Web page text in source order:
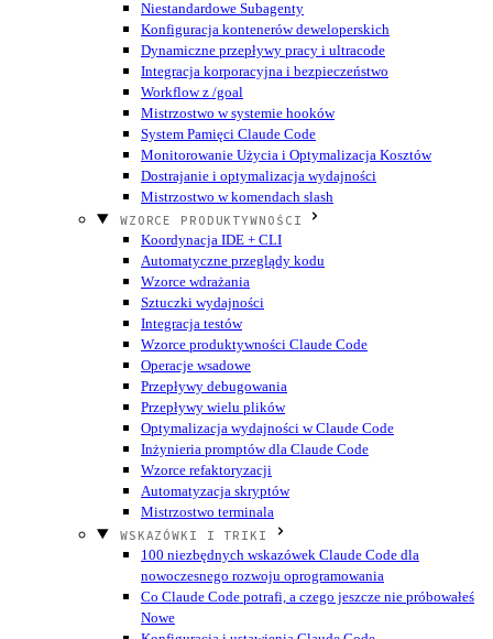
Niestandardowe Subagenty
Konfiguracja kontenerów deweloperskich
Dynamiczne przepływy pracy i ultracode
Integracja korporacyjna i bezpieczeństwo
Workflow z /goal
Mistrzostwo w systemie hooków
System Pamięci Claude Code
Monitorowanie Użycia i Optymalizacja Kosztów
Dostrajanie i optymalizacja wydajności
Mistrzostwo w komendach slash
WZORCE PRODUKTYWNOŚCI
Koordynacja IDE + CLI
Automatyczne przeglądy kodu
Wzorce wdrażania
Sztuczki wydajności
Integracja testów
Wzorce produktywności Claude Code
Operacje wsadowe
Przepływy debugowania
Przepływy wielu plików
Optymalizacja wydajności w Claude Code
Inżynieria promptów dla Claude Code
Wzorce refaktoryzacji
Automatyzacja skryptów
Mistrzostwo terminala
WSKAZÓWKI I TRIKI
100 niezbędnych wskazówek Claude Code dla
nowoczesnego rozwoju oprogramowania
Co Claude Code potrafi, a czego jeszcze nie próbowałeś
Nowe